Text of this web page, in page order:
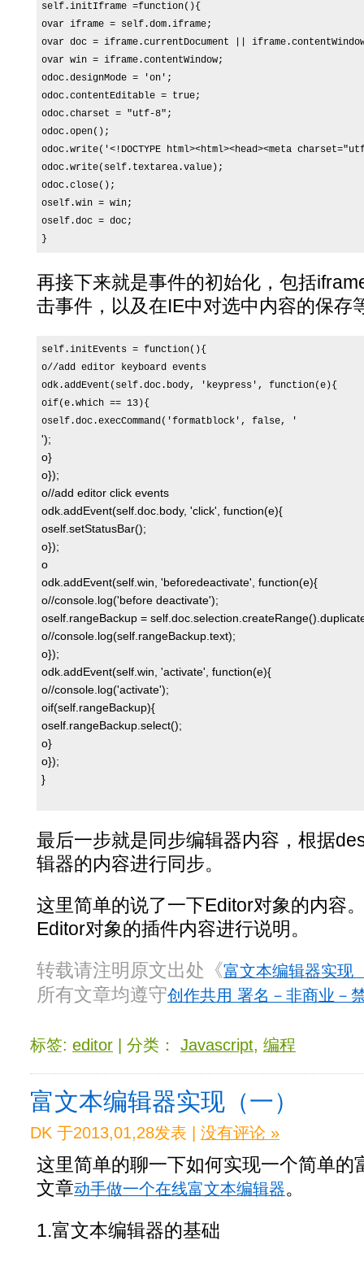
self.initIframe =function(){
ovar iframe = self.dom.iframe;
ovar doc = iframe.currentDocument ||
ovar win = iframe.contentWindow;
odoc.designMode = 'on';
odoc.contentEditable = true;
odoc.charset = "utf-8";
odoc.open();
odoc.write('<!DOCTYPE html><html><head><meta
odoc.write(self.textarea.value);
odoc.close();
oself.win = win;
oself.doc = doc;
}
再接下来就是事件的初始化，包括
击事件，以及在IE中对选中内容的保存
self.initEvents = function(){
o//add editor keyboard events
odk.addEvent(self.doc.body, 'keypress', function(e){
oif(e.which == 13){
oself.doc.execCommand('formatblock', false, '
');
o}
o});
o//add editor click events
odk.addEvent(self.doc.body, 'click', function(e){
oself.setStatusBar();
o});
o
odk.addEvent(self.win, 'beforedeactivate', function(e){
o//console.log('before deactivate');
oself.rangeBackup =
o//console.log(self.rangeBackup.text);
o});
odk.addEvent(self.win, 'activate', function(e){
o//console.log('activate');
oif(self.rangeBackup){
oself.rangeBackup.select();
o}
o});
}
最后一步就是同步编辑器内容，根据
辑器的内容进行同步。
这里简单的说了一下Editor对象的内容
Editor对象的插件内容进行说明。
转载请注明原文出处《富文本编辑器实现
所有文章均遵守创作共用 署名－非商业－
标签: editor | 分类： Javascript, 编程
富文本编辑器实现（一）
DK 于2013,01,28发表 | 没有评论 »
这里简单的聊一下如何实现一个简单的
文章动手做一个在线富文本编辑器。
1.富文本编辑器的基础